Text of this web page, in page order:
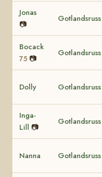
Jonas
📷
Gotlandsruss
Bocack
75 📷
Gotlandsruss
Dolly Gotlandsruss
Inga-
Lill 📷
Gotlandsruss
Nanna Gotlandsruss